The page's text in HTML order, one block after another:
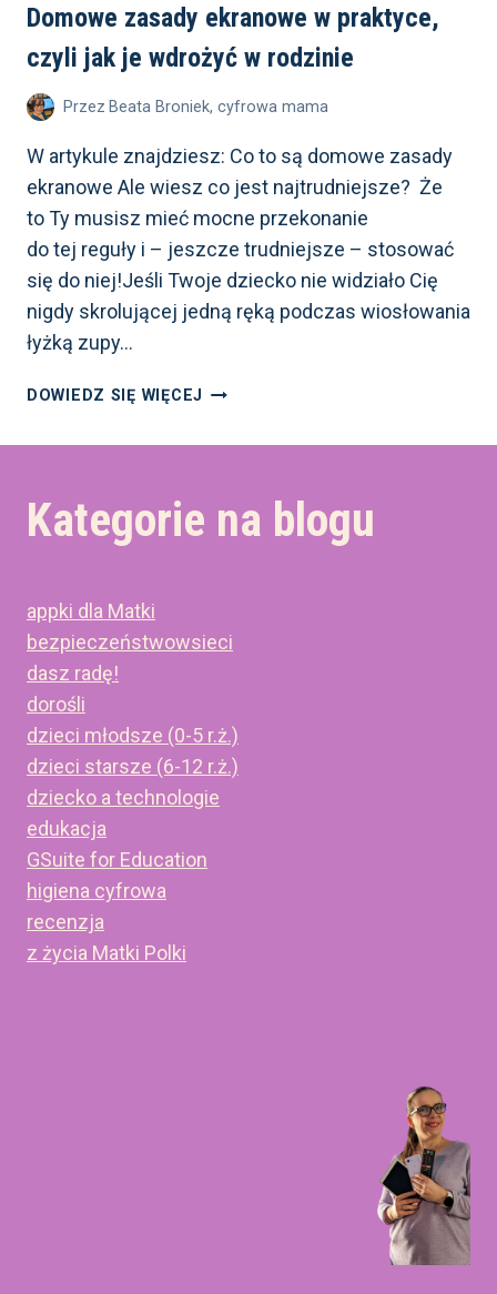
Domowe zasady ekranowe w praktyce,
czyli jak je wdrożyć w rodzinie
Przez Beata Broniek, cyfrowa mama
W artykule znajdziesz: Co to są domowe zasady
ekranowe Ale wiesz co jest najtrudniejsze? Że
to Ty musisz mieć mocne przekonanie
do tej reguły i – jeszcze trudniejsze – stosować
się do niej!Jeśli Twoje dziecko nie widziało Cię
nigdy skrolującej jedną ręką podczas wiosłowania
łyżką zupy…
DOWIEDZ SIĘ WIĘCEJ DOMOWE
EKRANOWE
JAK
Kategorie na blogu
appki dla Matki
bezpieczeństwowsieci
dasz radę!
dorośli
dzieci młodsze (0-5 r.ż.)
dzieci starsze (6-12 r.ż.)
dziecko a technologie
edukacja
GSuite for Education
higiena cyfrowa
recenzja
z życia Matki Polki